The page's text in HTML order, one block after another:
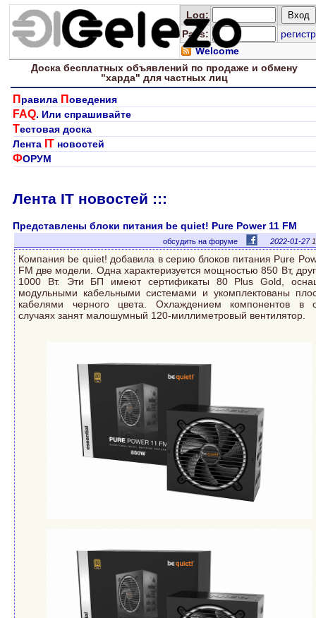
Log:
Pass:
регистр
Welcome
Доска бесплатныхобъявлений по продаже и обмену
"харда" для частных лиц
П равила Поведения
FAQ. Или спрашивайте
Тестовая доска
Лента IT новостей
ФОРУМ
Лента IT новостей :::
Представлены блоки питания be quiet! Pure Power 11 FM
обсудить на форуме 2022-01-27
Компания be quiet! добавила в серию блоков питания Pure
FM две модели. Одна характеризуется мощностью 850 Вт,
1000 Вт. Эти БП имеют сертификаты 80 Plus Gold,
модульными кабельными системами и укомплектованы
кабелями черного цвета. Охлаждением компонентов в
случаях занят малошумный 120-миллиметровый вентилятор.